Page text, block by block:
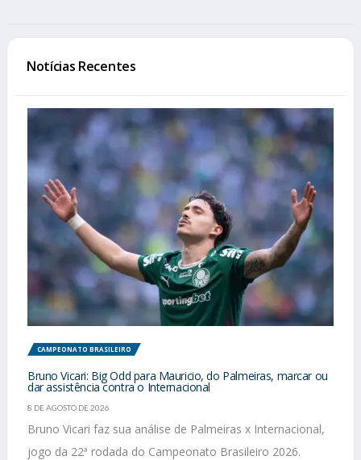
Notícias Recentes
CAMPEONATO BRASILEIRO
Bruno Vicari: Big Odd para Mauricio, do Palmeiras, marcar ou
dar assistência contra o Internacional
8 DE AGOSTO DE 2026
Bruno Vicari faz sua análise de Palmeiras x Internacional,
jogo da 22ª rodada do Campeonato Brasileiro 2026.